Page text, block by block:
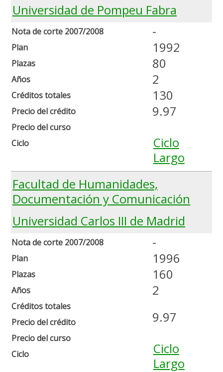
Universidad de Pompeu Fabra
Nota de corte 2007/2008
Plan
Plazas
Años
Créditos totales
Precio del crédito
Precio del curso
Ciclo
-
1992
80
2
130
9.97
Ciclo
Largo
Facultad de Humanidades,
Documentación y Comunicación
Universidad Carlos III de Madrid
Nota de corte 2007/2008
Plan
Plazas
Años
Créditos totales
Precio del crédito
Precio del curso
Ciclo
-
1996
160
2
9.97
Ciclo
Largo